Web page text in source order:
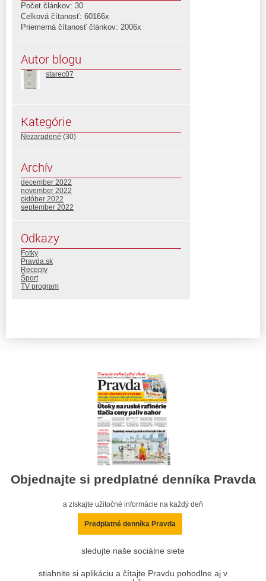
Počet článkov: 30
Celková čítanosť: 60166x
Priemerná čítanosť článkov: 2006x
Autor blogu
starec07
Kategórie
Nezaradené (30)
Archív
december 2022
november 2022
október 2022
september 2022
Odkazy
Fotky
Pravda.sk
Recepty
Šport
TV program
Objednajte si predplatné denníka Pravda
a získajte užitočné informácie na každý deň
Predplatné denníka Pravda
sledujte naše sociálne siete
stiahnite si aplikáciu a čítajte Pravdu pohodlne aj v